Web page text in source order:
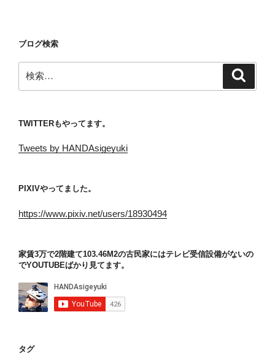
ブログ検索
索:
TWITTERもやってます。
Tweets by HANDAsigeyuki
PIXIVやってました。
https://www.pixiv.net/users/18930494
家賃3万で2階建て103.46M2の古民家にはテレビ受信設備がないの
でYOUTUBEばかり見てます。
タグ